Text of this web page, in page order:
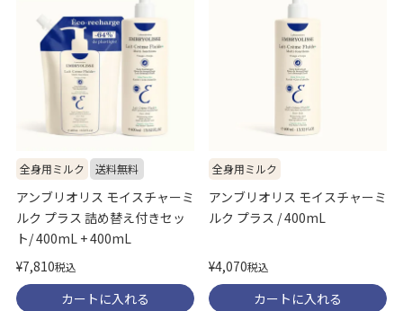
全身用ミルク 送料無料
アンブリオリス モイスチャーミ
ルク プラス 詰め替え付きセッ
ト/ 400mL + 400mL
¥7,810税込
カートに入れる
全身用ミルク
アンブリオリス モイスチャーミ
ルク プラス / 400mL
¥4,070税込
カートに入れる